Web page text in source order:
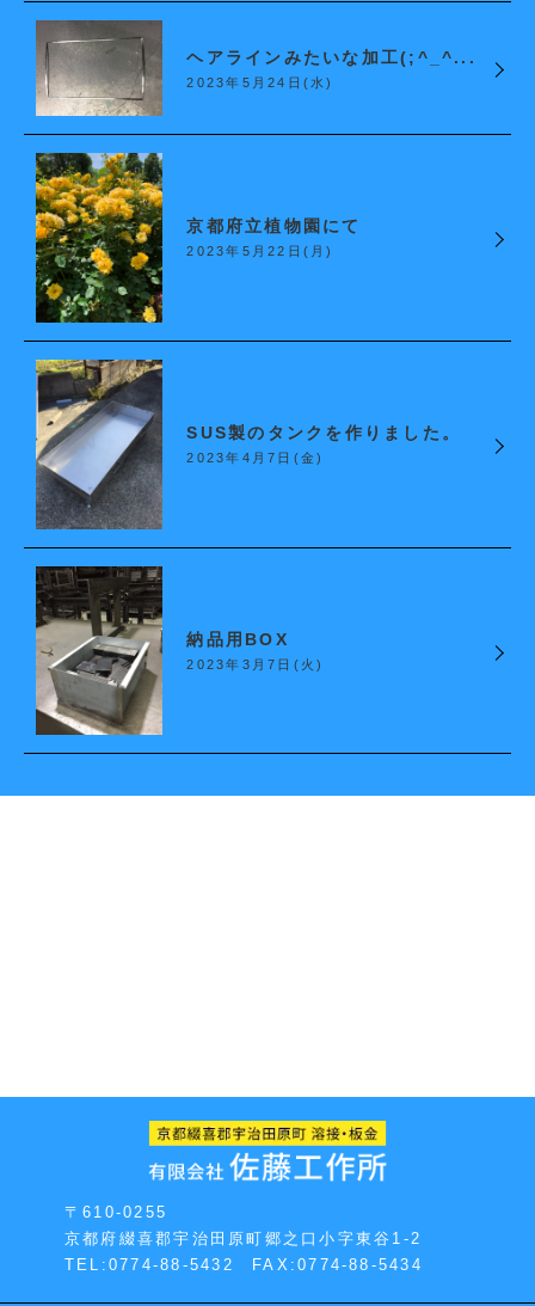
ヘアラインみたいな加工(;^_^...
2023年5月24日(水)
京都府立植物園にて
2023年5月22日(月)
SUS製のタンクを作りました。
2023年4月7日(金)
納品用BOX
2023年3月7日(火)
〒610-0255
京都府綴喜郡宇治田原町郷之口小字東谷1-2
TEL:0774-88-5432 FAX:0774-88-5434